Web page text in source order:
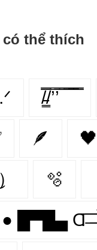
thể thích
ᶻ 𝗓 𐰁 .ᐟ /̵͇̿̿/’̿’̿ ̿ ̿̿ ̿̿ ̿̿
🪶 🖤
🫧